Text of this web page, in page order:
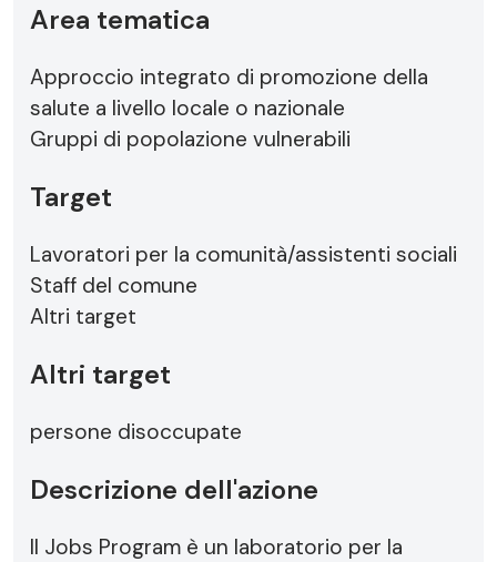
Area tematica
Approccio integrato di promozione della
salute a livello locale o nazionale
Gruppi di popolazione vulnerabili
Target
Lavoratori per la comunità/assistenti sociali
Staff del comune
Altri target
Altri target
persone disoccupate
Descrizione dell'azione
Il Jobs Program è un laboratorio per la